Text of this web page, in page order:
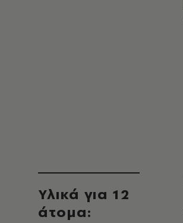
Υλικά για 12
άτομα: